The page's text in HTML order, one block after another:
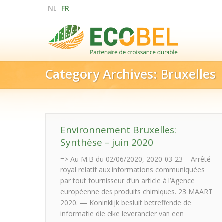
NL FR
Category Archives: Bruxelles
Environnement Bruxelles:
Synthèse – juin 2020
=> Au M.B du 02/06/2020, 2020-03-23 – Arrêté
royal relatif aux informations communiquées
par tout fournisseur d’un article à l’Agence
européenne des produits chimiques. 23 MAART
2020. — Koninklijk besluit betreffende de
informatie die elke leverancier van een